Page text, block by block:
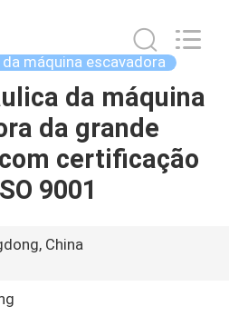
máquina escavadora
da máquina
da grande
certificação
9001
China